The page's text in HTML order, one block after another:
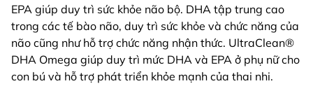
EPA giúp duy trì sức khỏe não bộ. DHA tập trung cao
trong các tế bào não, duy trì sức khỏe và chức năng của
não cũng như hỗ trợ chức năng nhận thức. UltraClean®
DHA Omega giúp duy trì mức DHA và EPA ở phụ nữ cho
con bú và hỗ trợ phát triển khỏe mạnh của thai nhi.